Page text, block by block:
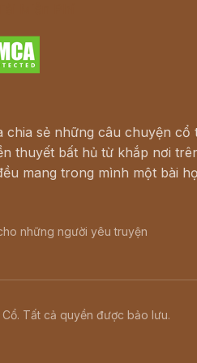
chia sẻ những câu chuyện cổ
thuyết bất hủ từ khắp nơi
mang trong mình một bài
những người yêu truyện
Tất cả quyền được bảo lưu.